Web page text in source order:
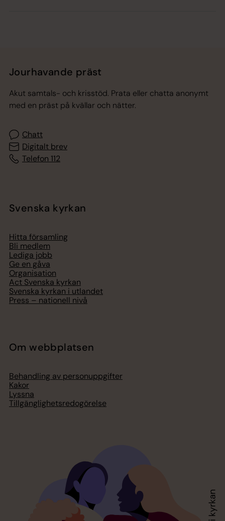
Jourhavande präst
Akut samtals- och krisstöd. Prata eller chatta anonymt
med en präst på kvällar och nätter.
Chatt
Digitalt brev
Telefon 112
Svenska kyrkan
Hitta församling
Bli medlem
Lediga jobb
Ge en gåva
Organisation
Act Svenska kyrkan
Svenska kyrkan i utlandet
Press – nationell nivå
Om webbplatsen
Behandling av personuppgifter
Kakor
Lyssna
Tillgänglighetsredogörelse